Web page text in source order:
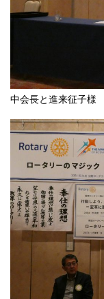
中会長と進来征子様